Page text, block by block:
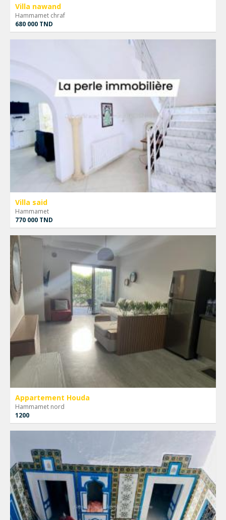
Villa nawand
Hammamet chraf
680 000 TND
Villa said
Hammamet
770 000 TND
Appartement Houda
Hammamet nord
1200